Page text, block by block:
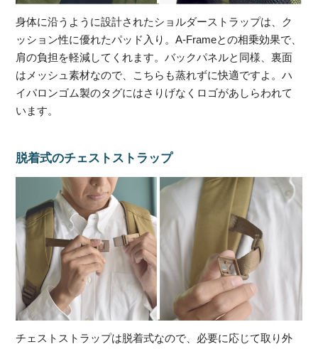
身体に沿うように設計されたショルダーストラップは、ク
ッション性に優れたパッド入り。A-Frameとの相乗効果で、
肩の負担を軽減してくれます。バックパネルと同様、裏面
はメッシュ素材なので、こちらも蒸れずに快適ですよ。ハ
イパロンゴム製のタグにはさりげなくロゴがあしらわれて
います。
脱着式のチェストストラップ
チェストストラップは脱着式なので、必要に応じて取り外